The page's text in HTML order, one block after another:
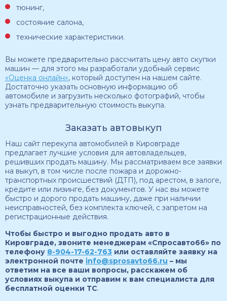
тюнинг,
состояние салона,
технические характеристики.
Вы можете предварительно рассчитать цену авто скупки
машин — для этого мы разработали удобный сервис
«Оценка онлайн», который доступен на нашем сайте.
Достаточно указать основную информацию об
автомобиле и загрузить несколько фотографий, чтобы
узнать предварительную стоимость выкупа.
Заказать автовыкуп
Наш сайт перекупа автомобилей в Кировграде
предлагает лучшие условия для автовладельцев,
решивших продать машину. Мы рассматриваем все заявки
на выкуп, в том числе после пожара и дорожно-
транспортных происшествий (ДТП), под арестом, в залоге,
кредите или лизинге, без документов. У нас вы можете
быстро и дорого продать машину, даже при наличии
неисправностей, без комплекта ключей, с запретом на
регистрационные действия.
Чтобы быстро и выгодно продать авто в
Кировграде, звоните менеджерам «Спросавто66» по
телефону 8-904-17-62-763 или оставляйте заявку на
электронной почте info@sprosavto66.ru – мы
ответим на все ваши вопросы, расскажем об
условиях выкупа и отправим к вам специалиста для
бесплатной оценки ТС.